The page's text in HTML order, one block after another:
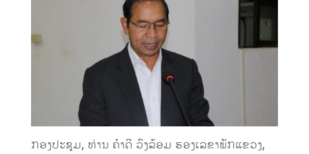
ກອງປະຊຸມ, ທ່ານ ຄໍາດີ ວົງລ້ອມ ຮອງເລຂາພັກແຂວງ,